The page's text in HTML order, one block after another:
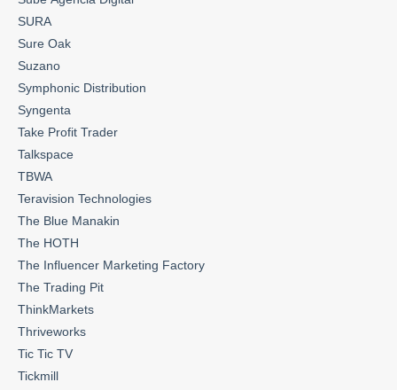
SURA
Sure Oak
Suzano
Symphonic Distribution
Syngenta
Take Profit Trader
Talkspace
TBWA
Teravision Technologies
The Blue Manakin
The HOTH
The Influencer Marketing Factory
The Trading Pit
ThinkMarkets
Thriveworks
Tic Tic TV
Tickmill